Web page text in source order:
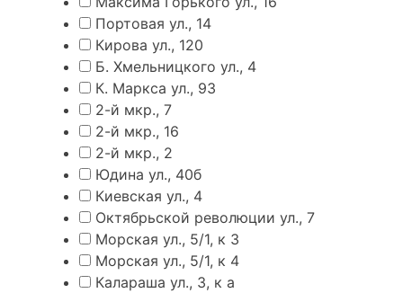
Портовая ул., 14
Кирова ул., 120
Б. Хмельницкого ул., 4
К. Маркса ул., 93
2-й мкр., 7
2-й мкр., 16
2-й мкр., 2
Юдина ул., 40б
Киевская ул., 4
Октябрьской революции ул., 7
Морская ул., 5/1, к 3
Морская ул., 5/1, к 4
Калараша ул., 3, к а